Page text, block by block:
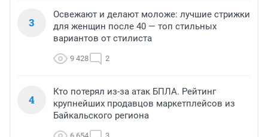
3
Освежают и делают моложе: лучшие стрижки
для женщин после 40 — топ стильных
вариантов от стилиста
9 428 2
4
Кто потерял из-за атак БПЛА. Рейтинг
крупнейших продавцов маркетплейсов из
Байкальского региона